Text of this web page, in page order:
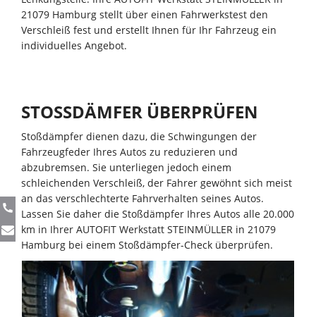
21079 Hamburg stellt über einen Fahrwerkstest den
Verschleiß fest und erstellt Ihnen für Ihr Fahrzeug ein
individuelles Angebot.
STOSSDÄMFER ÜBERPRÜFEN
Stoßdämpfer dienen dazu, die Schwingungen der
Fahrzeugfeder Ihres Autos zu reduzieren und
abzubremsen. Sie unterliegen jedoch einem
schleichenden Verschleiß, der Fahrer gewöhnt sich meist
an das verschlechterte Fahrverhalten seines Autos.
Lassen Sie daher die Stoßdämpfer Ihres Autos alle 20.000
km in Ihrer AUTOFIT Werkstatt STEINMÜLLER in 21079
Hamburg bei einem Stoßdämpfer-Check überprüfen.